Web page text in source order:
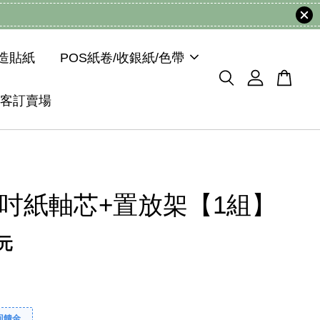
貼紙 POS紙卷/收銀紙/色帶
客訂賣場
紙軸芯+置放架【1組】